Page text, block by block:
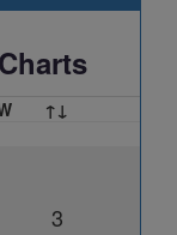
Charts
↑↓
3